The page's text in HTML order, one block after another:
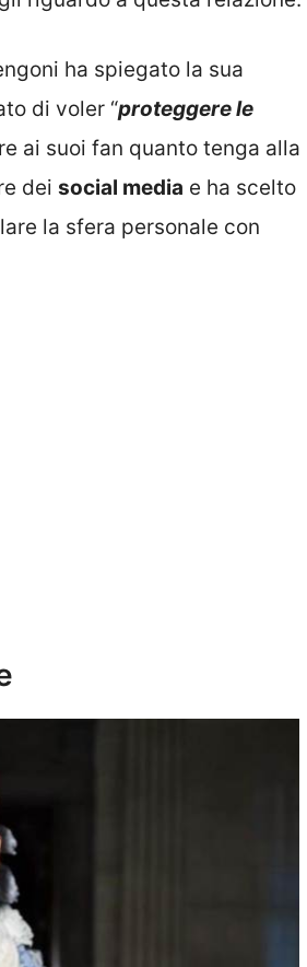
ha spiegato la sua
di voler “proteggere le
ai suoi fan quanto tenga alla
dei social media e ha scelto
la sfera personale con